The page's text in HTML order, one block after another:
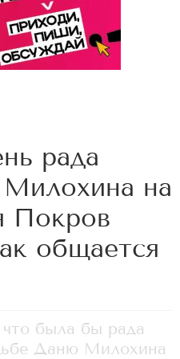
рада
на
Покров
общается
была бы рада
Даню Милохина